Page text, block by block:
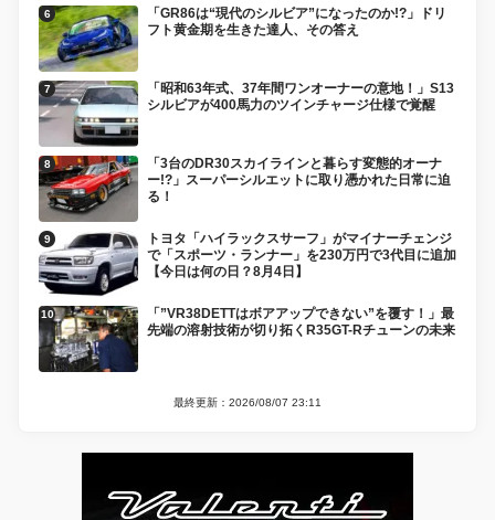
「GR86は“現代のシルビア”になったのか!?」ドリ
フト黄金期を生きた達人、その答え
「昭和63年式、37年間ワンオーナーの意地！」S13
シルビアが400馬力のツインチャージ仕様で覚醒
「3台のDR30スカイラインと暮らす変態的オーナ
ー!?」スーパーシルエットに取り憑かれた日常に迫
る！
トヨタ「ハイラックスサーフ」がマイナーチェンジ
で「スポーツ・ランナー」を230万円で3代目に追加
【今日は何の日？8月4日】
「”VR38DETTはボアアップできない”を覆す！」最
先端の溶射技術が切り拓くR35GT-Rチューンの未来
最終更新：2026/08/07 23:11